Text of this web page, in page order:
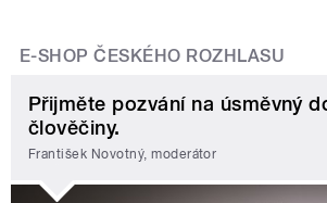
E-SHOP ČESKÉHO ROZHLASU
Přijměte pozvání na úsměvný
člověčiny.
František Novotný, moderátor